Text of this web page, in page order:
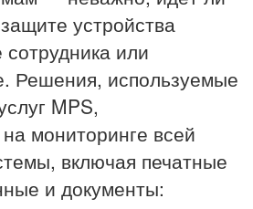
устройства
или
Решения, используемые
MPS,
мониторинге всей
включая печатные
и документы: